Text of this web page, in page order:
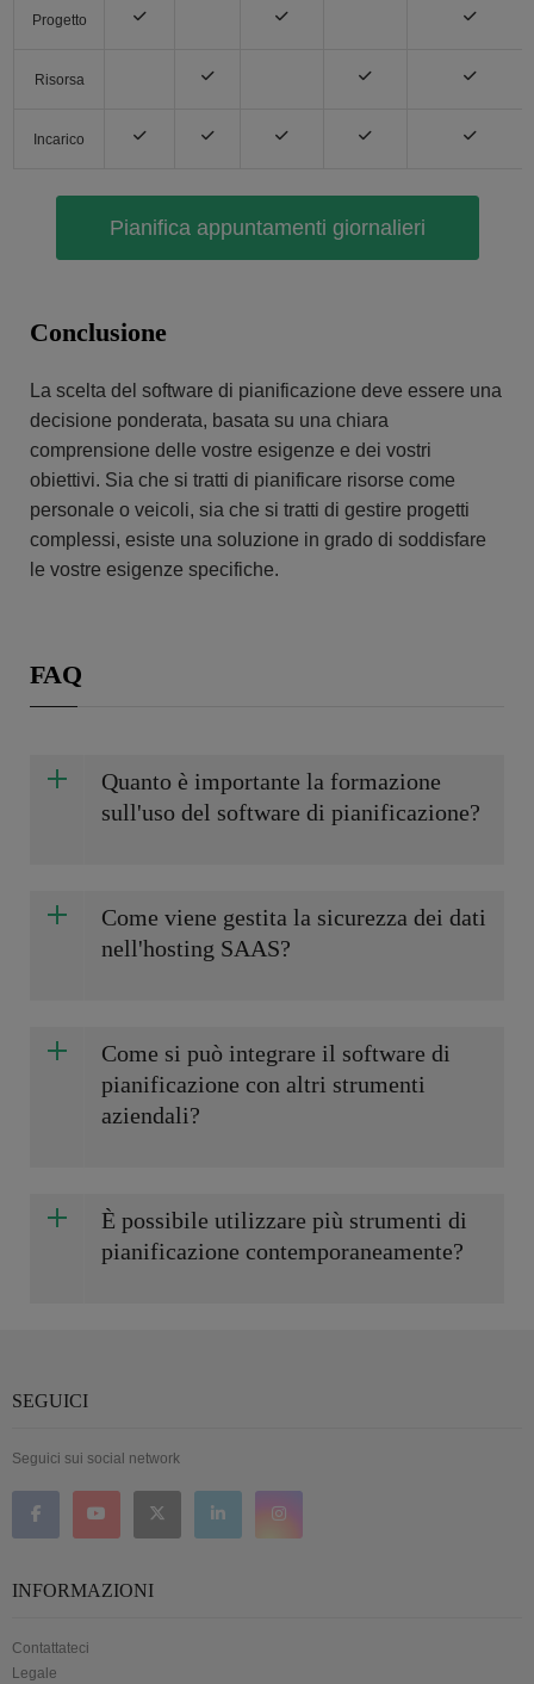
Progetto
Risorsa
Incarico
Pianifica appuntamenti giornalieri
Conclusione
La scelta del software di pianificazione deve essere una
decisione ponderata, basata su una chiara
comprensione delle vostre esigenze e dei vostri
obiettivi. Sia che si tratti di pianificare risorse come
personale o veicoli, sia che si tratti di gestire progetti
complessi, esiste una soluzione in grado di soddisfare
le vostre esigenze specifiche.
FAQ
Quanto è importante la formazione
sull'uso del software di pianificazione?
Come viene gestita la sicurezza dei dati
nell'hosting SAAS?
Come si può integrare il software di
pianificazione con altri strumenti
aziendali?
È possibile utilizzare più strumenti di
pianificazione contemporaneamente?
SEGUICI
Seguici sui social network
INFORMAZIONI
Contattateci
Legale